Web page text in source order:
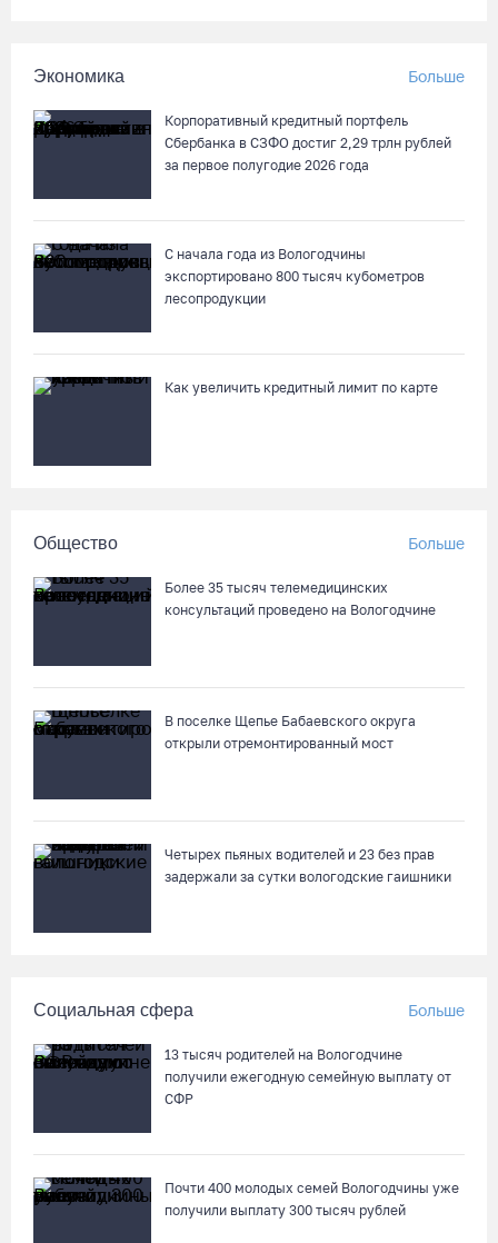
области магазине
На Вологодчине подвели итоги XII областной Спартакиады
07.08.26 / 09:23
Манты, речные прогулки и концерты музыкантов ждут
гостей на Дне города Тотьмы
07.08.26 / 08:31
Поражение от «Фанкома» отбросило ФК «Череповец» на
предпоследнее место «Кольца»
07.08.26 / 08:12
06.08.26 / 20:20
работе на выборах
В Вологде начали ремонтировать улицу Петрозаводскую
06.08.26 / 17:55
06.08.26 / 17:45
Экономика Больше
Корпоративный кредитный портфель
Сбербанка в СЗФО достиг 2,29 трлн рублей
за первое полугодие 2026 года
С начала года из Вологодчины
экспортировано 800 тысяч кубометров
лесопродукции
Как увеличить кредитный лимит по карте
Общество Больше
Более 35 тысяч телемедицинских
консультаций проведено на Вологодчине
В поселке Щепье Бабаевского округа
открыли отремонтированный мост
Четырех пьяных водителей и 23 без прав
задержали за сутки вологодские гаишники
Социальная сфера Больше
13 тысяч родителей на Вологодчине
получили ежегодную семейную выплату от
СФР
Почти 400 молодых семей Вологодчины уже
получили выплату 300 тысяч рублей